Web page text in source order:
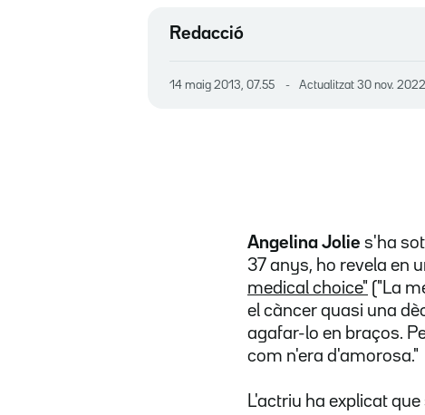
Redacció
14 maig 2013, 07.55 Actualitzat 30 nov.
Angelina Jolie s'ha
37 anys, ho revela en
medical choice" ("La
el càncer quasi una
agafar-lo en braços.
com n'era d'amorosa."
L'actriu ha explicat